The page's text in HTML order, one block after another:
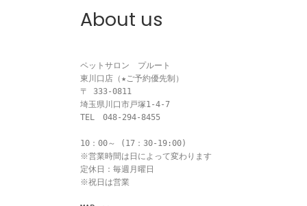
About us
ペットサロン　プルート
東川口店（★ご予約優先制）
〒 333-0811
埼玉県川口市戸塚1-4-7
TEL　048-294-8455
10：00～ (17：30-19:00)
※営業時間は日によって変わります
定休日：毎週月曜日
※祝日は営業